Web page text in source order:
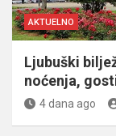
AKTUELNO
Ljubuški
noćenja,
4 dana ago